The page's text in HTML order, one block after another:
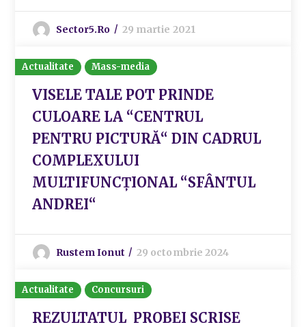
Sector5.ro 29 martie 2021
Actualitate Mass-media
VISELE TALE POT PRINDE
CULOARE LA “CENTRUL
PENTRU PICTURĂ“ DIN CADRUL
COMPLEXULUI
MULTIFUNCȚIONAL “SFÂNTUL
ANDREI“
Rustem Ionut 29 octombrie 2024
Actualitate Concursuri
REZULTATUL PROBEI SCRISE